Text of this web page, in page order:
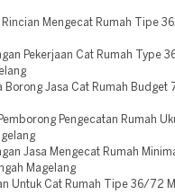
Mengecat Rumah Tipe
Pekerjaan Cat Rumah Type
Borong Jasa Cat Rumah Budget
Pengecatan Rumah
Jasa Mengecat Rumah
Magelang
Untuk Cat Rumah Tipe 36/72